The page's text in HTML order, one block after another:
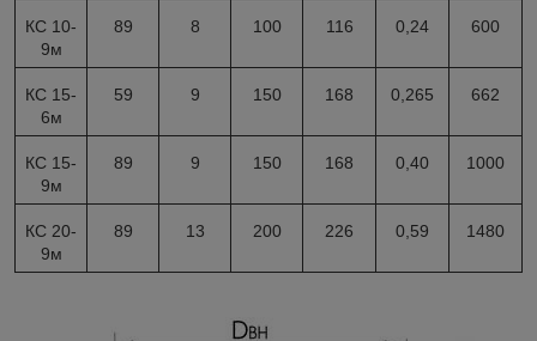
КС 10-
9м
89 8 100 116 0,24 600
КС 15-
6м
59 9 150 168 0,265 662
КС 15-
9м
89 9 150 168 0,40 1000
КС 20-
9м
89 13 200 226 0,59 1480